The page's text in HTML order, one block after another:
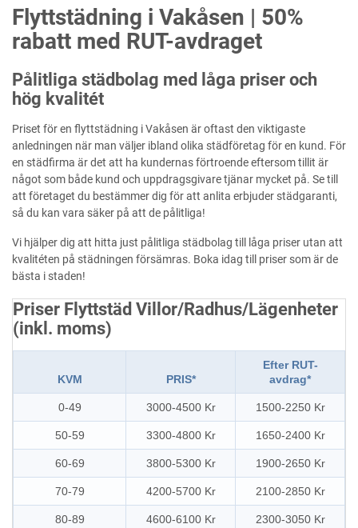
Flyttstädning i Vakåsen | 50%
rabatt med RUT-avdraget
Pålitliga städbolag med låga priser och
hög kvalitét
Priset för en flyttstädning i Vakåsen är oftast den viktigaste
anledningen när man väljer ibland olika städföretag för en kund. För
en städfirma är det att ha kundernas förtroende eftersom tillit är
något som både kund och uppdragsgivare tjänar mycket på. Se till
att företaget du bestämmer dig för att anlita erbjuder städgaranti,
så du kan vara säker på att de pålitliga!
Vi hjälper dig att hitta just pålitliga städbolag till låga priser utan att
kvalitéten på städningen försämras. Boka idag till priser som är de
bästa i staden!
Priser Flyttstäd Villor/Radhus/Lägenheter
(inkl. moms)
KVM PRIS*
Efter RUT-
avdrag*
0-49 3000-4500 Kr 1500-2250 Kr
50-59 3300-4800 Kr 1650-2400 Kr
60-69 3800-5300 Kr 1900-2650 Kr
70-79 4200-5700 Kr 2100-2850 Kr
80-89 4600-6100 Kr 2300-3050 Kr